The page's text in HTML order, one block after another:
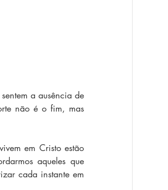
a ausência de
não é o fim, mas
em Cristo estão
aqueles que
cada instante em